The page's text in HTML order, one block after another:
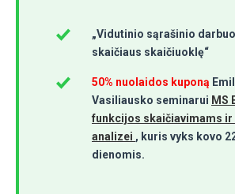
„Vidutinio sąrašinio
skaičiaus skaičiuoklę“
50% nuolaidos kuponą
Vasiliausko seminarui MS
funkcijos skaičiavimams ir
analizei , kuris vyks kovo
dienomis.